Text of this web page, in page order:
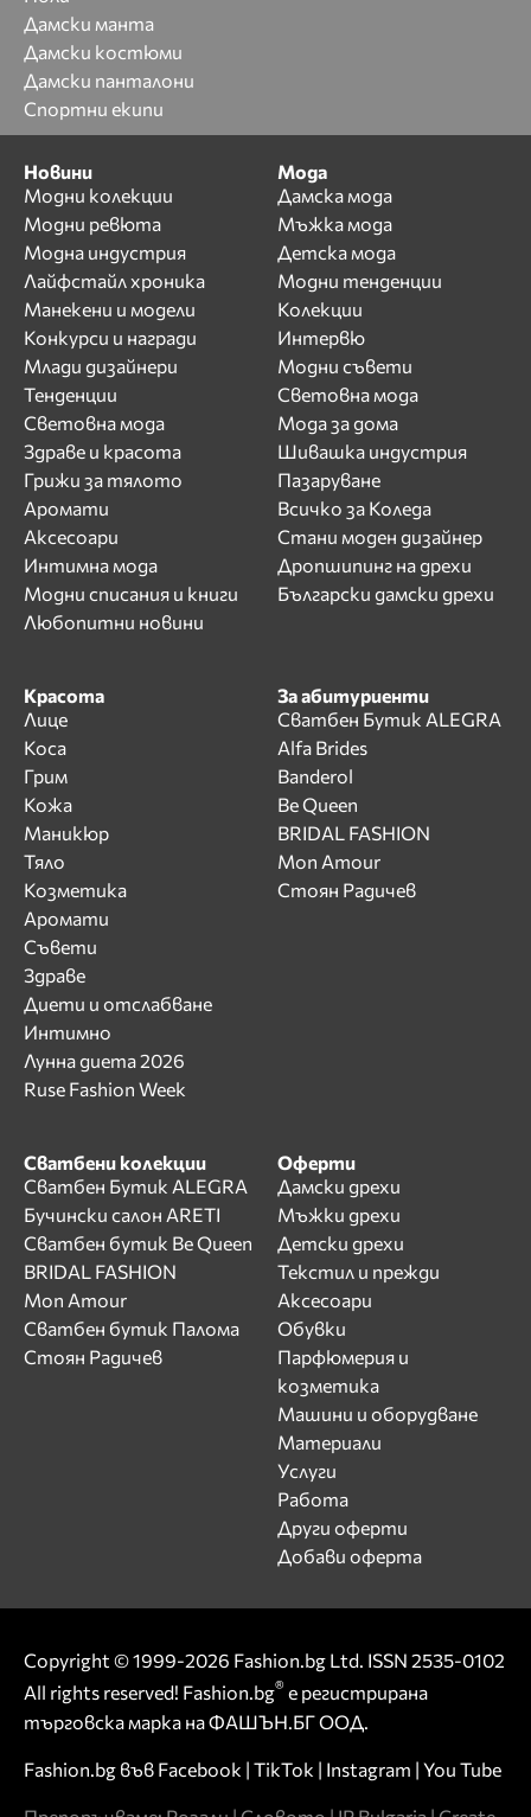
Дамски манта
Дамски костюми
Дамски панталони
Спортни екипи
Новини
Модни колекции
Модни ревюта
Модна индустрия
Лайфстайл хроника
Манекени и модели
Конкурси и награди
Млади дизайнери
Тенденции
Световна мода
Здраве и красота
Грижи за тялото
Аромати
Аксесоари
Интимна мода
Модни списания и книги
Любопитни новини
Мода
Дамска мода
Мъжка мода
Детска мода
Модни тенденции
Колекции
Интервю
Модни съвети
Световна мода
Мода за дома
Шивашка индустрия
Пазаруване
Всичко за Коледа
Стани моден дизайнер
Дропшипинг на дрехи
Български дамски дрехи
Красота
Лице
Коса
Грим
Кожа
Маникюр
Тяло
Козметика
Аромати
Съвети
Здраве
Диети и отслабване
Интимно
Лунна диета 2026
Ruse Fashion Week
За абитуриенти
Сватбен Бутик ALEGRA
Alfa Brides
Banderol
Be Queen
BRIDAL FASHION
Mon Amour
Стоян Радичев
Сватбени колекции
Сватбен Бутик ALEGRA
Бучински салон ARETI
Сватбен бутик Be Queen
BRIDAL FASHION
Mon Amour
Сватбен бутик Палома
Стоян Радичев
Оферти
Дамски дрехи
Мъжки дрехи
Детски дрехи
Текстил и прежди
Аксесоари
Обувки
Парфюмерия и
козметика
Машини и оборудване
Материали
Услуги
Работа
Други оферти
Добави оферта
Copyright © 1999-2026 Fashion.bg Ltd. ISSN 2535-0102
All rights reserved! Fashion.bg® е регистрирана
търговска марка на ФАШЪН.БГ ООД.
Fashion.bg във Facebook | TikTok | Instagram | You Tube